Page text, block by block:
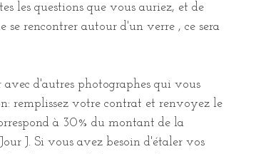
les questions que vous auriez, et de
se rencontrer autour d'un verre , ce sera
d'autres photographes qui vous
remplissez votre contrat et renvoyez le
à 30% du montant de la
J. Si vous avez besoin d'étaler vos